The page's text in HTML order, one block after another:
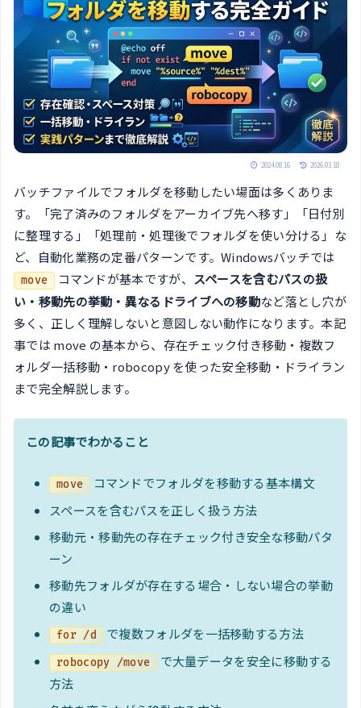
2024.08.16 2026.03.18
バッチファイルでフォルダを移動したい場面は多くありま
す。「完了済みのフォルダをアーカイブ先へ移す」「日付別
に整理する」「処理前・処理後でフォルダを使い分ける」な
ど、自動化業務の定番パターンです。Windowsバッチでは
move コマンドが基本ですが、 スペースを含むパスの扱
い・移動先の挙動・異なるドライブへの移動など落とし穴が
多く、正しく理解しないと意図しない動作になります。本記
事では move の基本から、存在チェック付き移動・複数フ
ォルダ一括移動・robocopy を使った安全移動・ドライラン
まで完全解説します。
この記事でわかること
move
コマンドでフォルダを移動する基本構文
スペースを含むパスを正しく扱う方法
移動元・移動先の存在チェック付き安全な移動パタ
ーン
移動先フォルダが存在する場合・しない場合の挙動
の違い
for /d で複数フォルダを一括移動する方法
robocopy /move
で大量データを安全に移動する
方法